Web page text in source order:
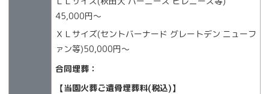
45,000円〜
ＸＬサイズ(セントバーナード グレートデン ニューフ
ァン等)50,000円〜
合同埋葬：
【当園火葬ご遺骨埋葬料(税込)】